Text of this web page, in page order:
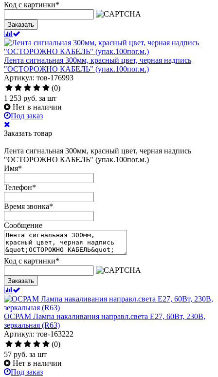
Код с картинки*
Заказать
Лента сигнальная 300мм, красный цвет, черная надпись
"ОСТОРОЖНО КАБЕЛЬ" (упак.100пог.м.)
Артикул: тов-176993
(0)
1 253 руб. за шт
Нет в наличии
Под заказ
Заказать товар
Лента сигнальная 300мм, красный цвет, черная надпись
"ОСТОРОЖНО КАБЕЛЬ" (упак.100пог.м.)
Имя*
Телефон*
Время звонка*
Сообщение
Код с картинки*
Заказать
ОСРАМ Лампа накаливания направл.света Е27, 60Вт, 230В,
зеркальная (R63)
Артикул: тов-163222
(0)
57 руб. за шт
Нет в наличии
Под заказ